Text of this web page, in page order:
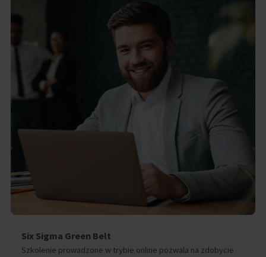
Six Sigma Green Belt
Szkolenie prowadzone w trybie online pozwala na zdobycie